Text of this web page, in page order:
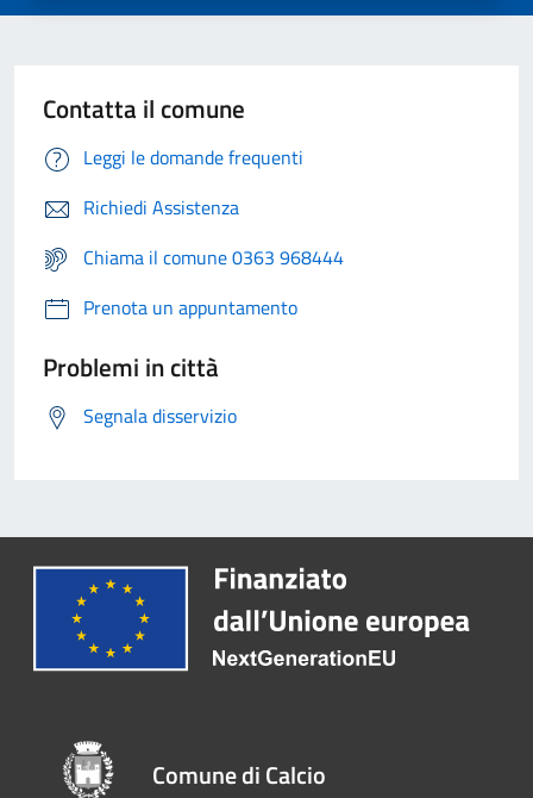
Contatta il comune
Leggi le domande frequenti
Richiedi Assistenza
Chiama il comune 0363 968444
Prenota un appuntamento
Problemi in città
Segnala disservizio
Comune di Calcio